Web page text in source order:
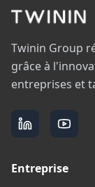
Twinin Group
grâce à
entreprises et
Entreprise